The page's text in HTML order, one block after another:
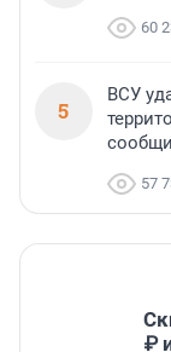
60
5
ВСУ
57
₽